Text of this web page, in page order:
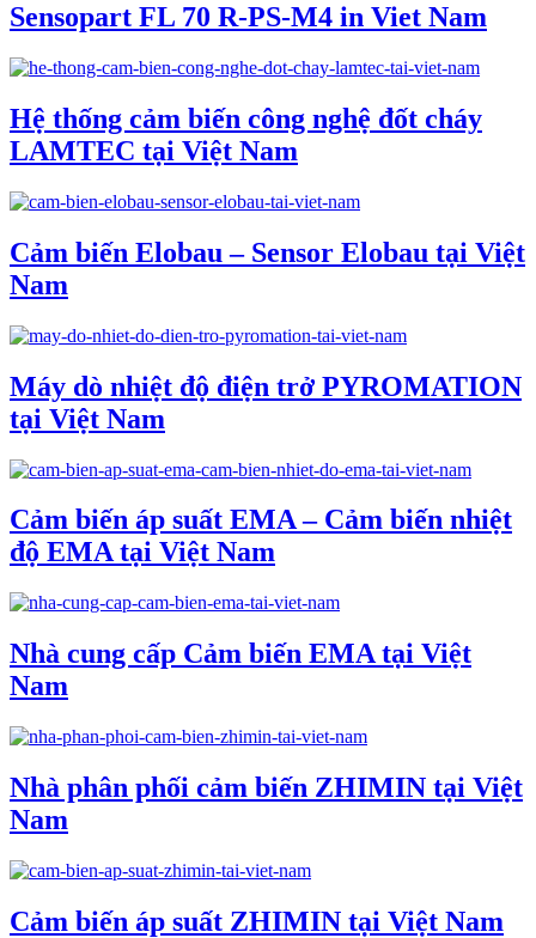
Sensopart FL 70 R-PS-M4 in Viet Nam
Hệ thống cảm biến công nghệ đốt cháy
LAMTEC tại Việt Nam
Cảm biến Elobau – Sensor Elobau tại Việt
Nam
Máy dò nhiệt độ điện trở PYROMATION
tại Việt Nam
Cảm biến áp suất EMA – Cảm biến nhiệt
độ EMA tại Việt Nam
Nhà cung cấp Cảm biến EMA tại Việt
Nam
Nhà phân phối cảm biến ZHIMIN tại Việt
Nam
Cảm biến áp suất ZHIMIN tại Việt Nam